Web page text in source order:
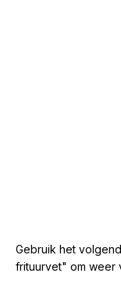
Gebruik het
frituurvet" om weer